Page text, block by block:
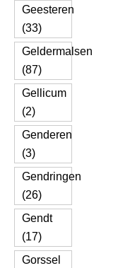
Geesteren
(33)
Geldermalsen
(87)
Gellicum
(2)
Genderen
(3)
Gendringen
(26)
Gendt
(17)
Gorssel